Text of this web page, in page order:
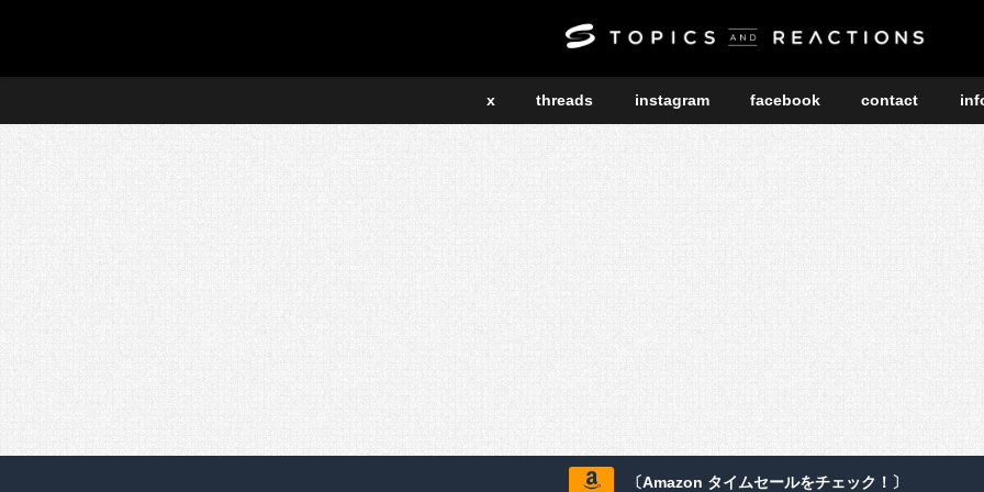
x threads instagram facebook contact
〔Amazon タイムセールをチェック！〕